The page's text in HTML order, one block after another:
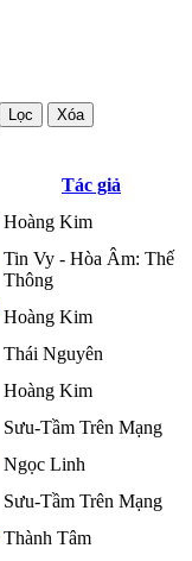
Lọc Xóa
Tác giả
Hoàng Kim
Tin Vy - Hòa Âm: Thế
Thông
Hoàng Kim
Thái Nguyên
Hoàng Kim
Sưu-Tầm Trên Mạng
Ngọc Linh
Sưu-Tầm Trên Mạng
Thành Tâm